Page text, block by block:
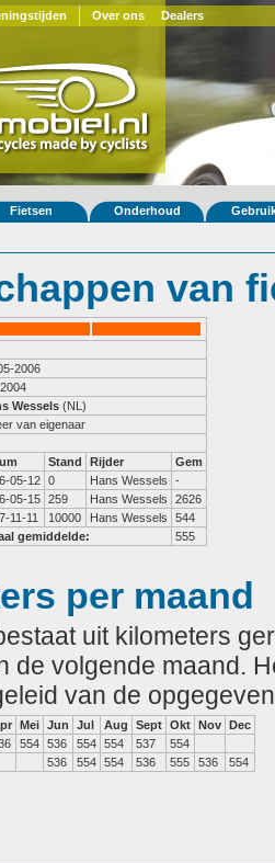
Over ons Dealers
Fietsen Onderhoud
van
2006
Wessels (NL)
van eigenaar
Stand Rijder
Gem
05-12 0 Hans Wessels
-
05-15 259 Hans Wessels
2626
11-11
10000 Hans Wessels
544
gemiddelde:
555
per maand
uit kilometers
de volgende maand.
van de
Mei Jun Jul Aug Sept Okt Nov Dec
554 536 554 554 537
554
536 554 554 536 555 536 554